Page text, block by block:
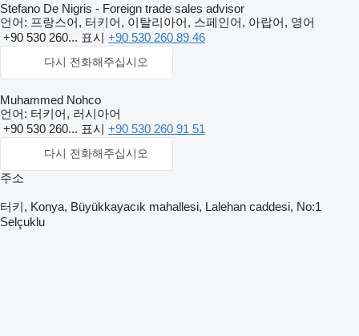
Stefano De Nigris - Foreign trade sales advisor
언어: 프랑스어, 터키어, 이탈리아어, 스페인어, 아랍어, 영어
+90 530 260... 표시 +90 530 260 89 46
다시 전화해주십시오
Muhammed Nohco
언어: 터키어, 러시아어
+90 530 260... 표시 +90 530 260 91 51
다시 전화해주십시오
주소
터키, Konya, Büyükkayacık mahallesi, Lalehan caddesi, No:1
Selçuklu